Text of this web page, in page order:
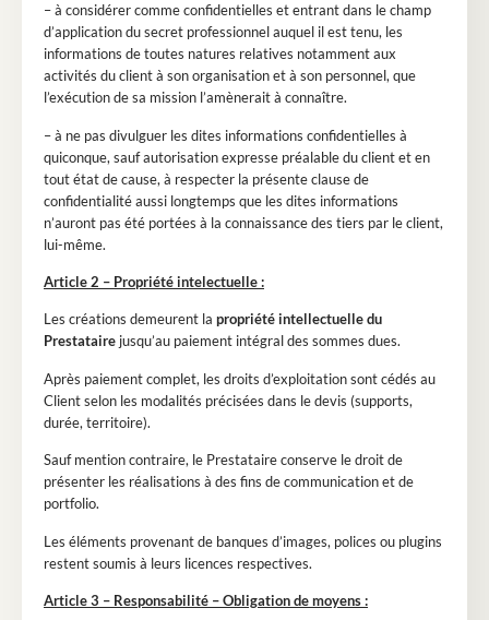
– à considérer comme confidentielles et entrant dans le champ
d’application du secret professionnel auquel il est tenu, les
informations de toutes natures relatives notamment aux
activités du client à son organisation et à son personnel, que
l’exécution de sa mission l’amènerait à connaître.
– à ne pas divulguer les dites informations confidentielles à
quiconque, sauf autorisation expresse préalable du client et en
tout état de cause, à respecter la présente clause de
confidentialité aussi longtemps que les dites informations
n’auront pas été portées à la connaissance des tiers par le client,
lui-même.
Article 2 – Propriété intelectuelle :
Les créations demeurent la propriété intellectuelle du
Prestataire jusqu’au paiement intégral des sommes dues.
Après paiement complet, les droits d’exploitation sont cédés au
Client selon les modalités précisées dans le devis (supports,
durée, territoire).
Sauf mention contraire, le Prestataire conserve le droit de
présenter les réalisations à des fins de communication et de
portfolio.
Les éléments provenant de banques d’images, polices ou plugins
restent soumis à leurs licences respectives.
Article 3 – Responsabilité – Obligation de moyens :